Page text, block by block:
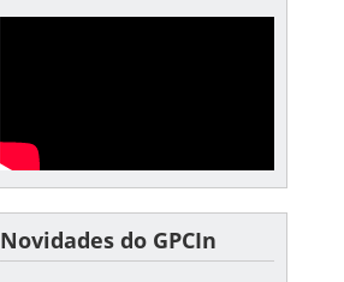
Novidades do GPCIn